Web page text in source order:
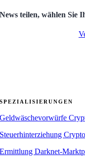
News teilen, wählen Sie
SPEZIALISIERUNGEN
Geldwäschevorwürfe
Steuerhinterziehung
Ermittlung Darknet-